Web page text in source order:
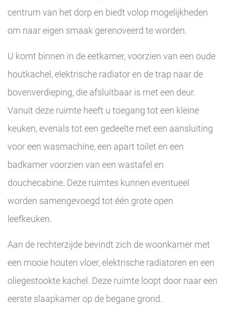
centrum van het dorp en biedt volop mogelijkheden
om naar eigen smaak gerenoveerd te worden.
U komt binnen in de eetkamer, voorzien van een oude
houtkachel, elektrische radiator en de trap naar de
bovenverdieping, die afsluitbaar is met een deur.
Vanuit deze ruimte heeft u toegang tot een kleine
keuken, evenals tot een gedeelte met een aansluiting
voor een wasmachine, een apart toilet en een
badkamer voorzien van een wastafel en
douchecabine. Deze ruimtes kunnen eventueel
worden samengevoegd tot één grote open
leefkeuken.
Aan de rechterzijde bevindt zich de woonkamer met
een mooie houten vloer, elektrische radiatoren en een
oliegestookte kachel. Deze ruimte loopt door naar een
eerste slaapkamer op de begane grond.